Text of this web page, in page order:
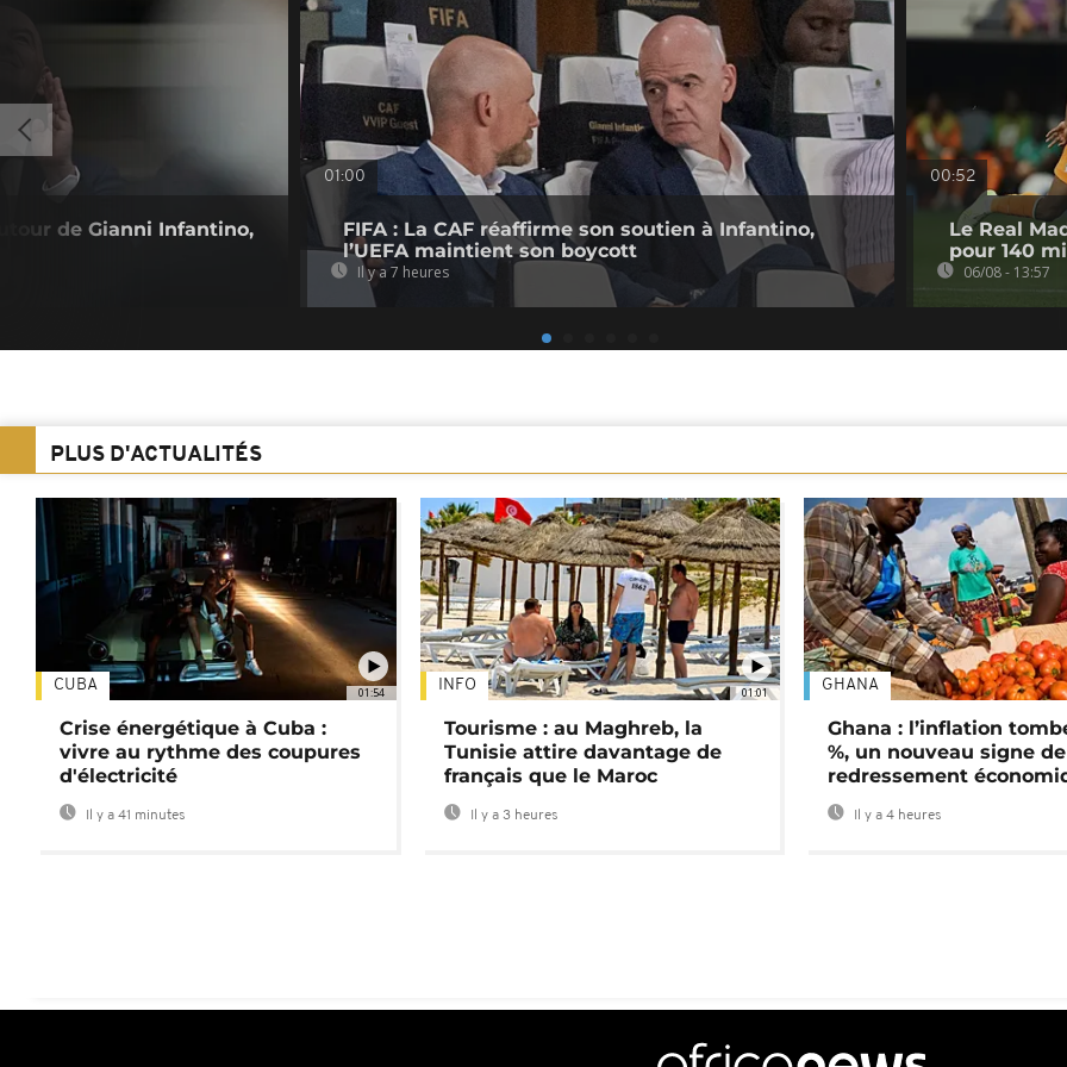
de Gianni Infantino,
01:00
FIFA : La CAF réaffirme son soutien à Infantino,
l’UEFA maintient son boycott
Il y a 7 heures
00:52
Le Real
pour 140
06/08 - 13:57
PLUS D'ACTUALITÉS
01:54
CUBA
Crise énergétique à Cuba :
vivre au rythme des coupures
d'électricité
Il y a 41 minutes
01:01
INFO
Tourisme : au Maghreb, la
Tunisie attire davantage de
français que le Maroc
Il y a 3 heures
GHANA
Ghana : l’inflation
%, un nouveau signe de
redressement
Il y a 4 heures